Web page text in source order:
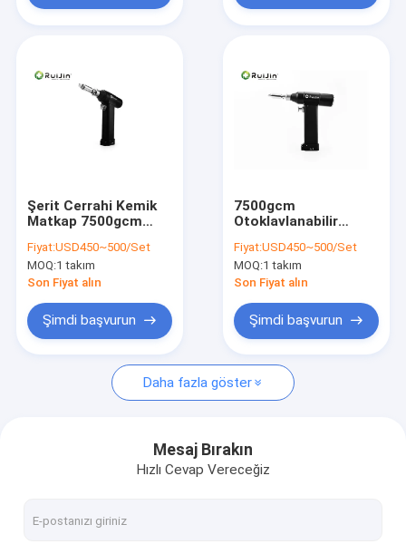
Ürün:% s
Hakkımızda
Haberler
Tıbbi Kemik Matkap
Cerrahi Kemik Matkap
Salınımlı Kemik Testere
Pistonlu Kemik Testere
Şerit Cerrahi Kemik
Matkap 7500gcm
Ortopedik Matkap
Fiyat:USD450~500/Set
MOQ:1 takım
Son Fiyat alın
Şimdi başvurun
7500gcm
Otoklavlanabilir
Nöroşirürji Matkap
Paslanmaz Çelik
Fiyat:USD450~500/Set
MOQ:1 takım
Son Fiyat alın
Şimdi başvurun
Daha fazla göster
Mesaj Bırakın
Hızlı Cevap Vereceğiz